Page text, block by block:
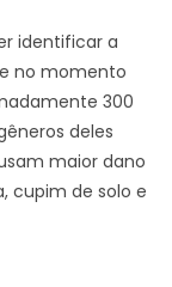
identificar a
no momento
300
deles
maior dano
cupim de solo e